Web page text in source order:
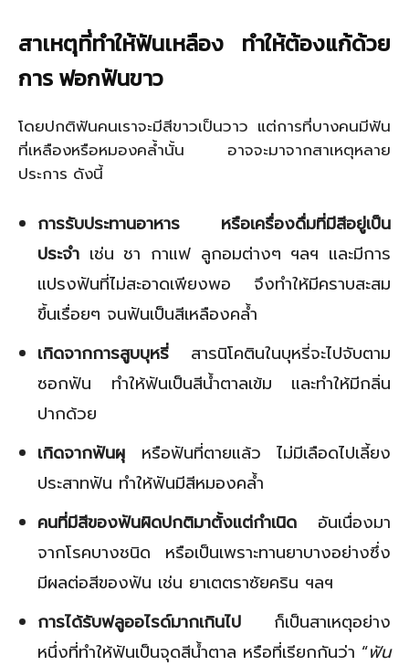
สาเหตุที่ทำให้ฟันเหลือง ทำให้ต้องแก้ด้วย
การ ฟอกฟันขาว
โดยปกติฟันคนเราจะมีสีขาวเป็นวาว แต่การที่บางคนมีฟัน
ที่เหลืองหรือหมองคล้ำนั้น อาจจะมาจากสาเหตุหลาย
ประการ ดังนี้
การรับประทานอาหาร หรือเครื่องดื่มที่มีสีอยู่เป็น
ประจำ เช่น ชา กาแฟ ลูกอมต่างๆ ฯลฯ และมีการ
แปรงฟันที่ไม่สะอาดเพียงพอ จึงทำให้มีคราบสะสม
ขึ้นเรื่อยๆ จนฟันเป็นสีเหลืองคล้ำ
เกิดจากการสูบบุหรี่ สารนิโคตินในบุหรี่จะไปจับตาม
ซอกฟัน ทำให้ฟันเป็นสีน้ำตาลเข้ม และทำให้มีกลิ่น
ปากด้วย
เกิดจากฟันผุ หรือฟันที่ตายแล้ว ไม่มีเลือดไปเลี้ยง
ประสาทฟัน ทำให้ฟันมีสีหมองคล้ำ
คนที่มีสีของฟันผิดปกติมาตั้งแต่กำเนิด อันเนื่องมา
จากโรคบางชนิด หรือเป็นเพราะทานยาบางอย่างซึ่ง
มีผลต่อสีของฟัน เช่น ยาเตตราซัยคริน ฯลฯ
การได้รับฟลูออไรด์มากเกินไป ก็เป็นสาเหตุอย่าง
หนึ่งที่ทำให้ฟันเป็นจุดสีน้ำตาล หรือที่เรียกกันว่า “ฟัน